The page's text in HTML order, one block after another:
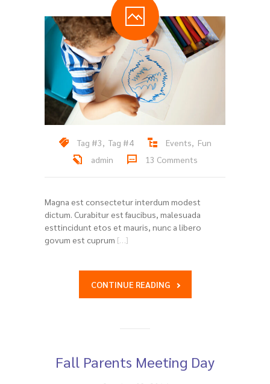
Tag #3, Tag #4 Events, Fun
admin
13 Comments
Magna est consectetur interdum modest
dictum. Curabitur est faucibus, malesuada
esttincidunt etos et mauris, nunc a libero
govum est cuprum […]
CONTINUE READING
Fall Parents Meeting Day